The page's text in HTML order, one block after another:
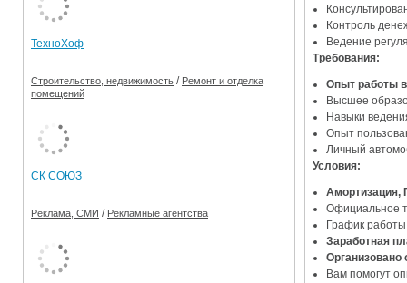
Ограничения движения транспорта на майские
Электронные транспортные карты
Контроль
Ведение
Требования:
Опыт работы
Высшее
Навыки
Опыт
Личный
Условия:
Амортизация,
Официальное
График
Заработная
Вам помогут
ТехноХоф
Строительство, недвижимость / Ремонт и отделка
помещений
СК СОЮЗ
Реклама, СМИ / Рекламные агентства